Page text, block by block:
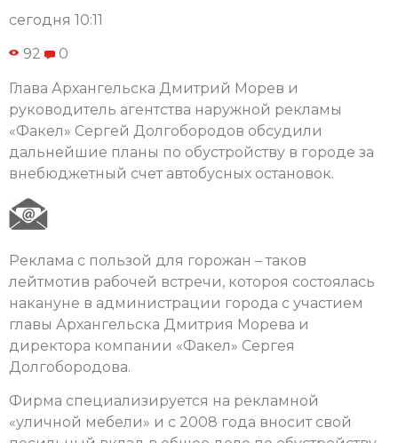
сегодня 10:11
92 0
Глава Архангельска Дмитрий Морев и
руководитель агентства наружной рекламы
«Факел» Сергей Долгобородов обсудили
дальнейшие планы по обустройству в городе за
внебюджетный счет автобусных остановок.
Реклама с пользой для горожан – таков
лейтмотив рабочей встречи, котороя состоялась
накануне в администрации города с участием
главы Архангельска Дмитрия Морева и
директора компании «Факел» Сергея
Долгобородова.
Фирма специализируется на рекламной
«уличной мебели» и с 2008 года вносит свой